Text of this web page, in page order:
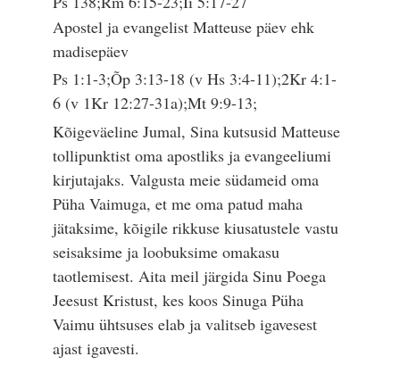
Apostel ja evangelist Matteuse päev ehk
madisepäev
Ps 1:1-3;Õp 3:13-18 (v Hs 3:4-11);2Kr 4:1-
6 (v 1Kr 12:27-31a);Mt 9:9-13;
Kõigeväeline Jumal, Sina kutsusid Matteuse
tollipunktist oma apostliks ja evangeeliumi
kirjutajaks. Valgusta meie südameid oma
Püha Vaimuga, et me oma patud maha
jätaksime, kõigile rikkuse kiusatustele vastu
seisaksime ja loobuksime omakasu
taotlemisest. Aita meil järgida Sinu Poega
Jeesust Kristust, kes koos Sinuga Püha
Vaimu ühtsuses elab ja valitseb igavesest
ajast igavesti.